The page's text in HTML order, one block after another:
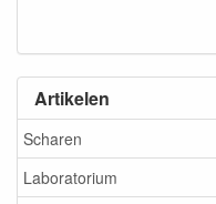
Artikelen
Scharen
Laboratorium